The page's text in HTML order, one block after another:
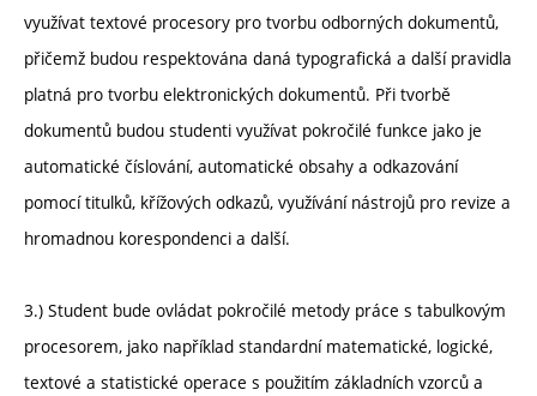
využívat textové procesory pro tvorbu odborných dokumentů,
přičemž budou respektována daná typografická a další pravidla
platná pro tvorbu elektronických dokumentů. Při tvorbě
dokumentů budou studenti využívat pokročilé funkce jako je
automatické číslování, automatické obsahy a odkazování
pomocí titulků, křížových odkazů, využívání nástrojů pro revize a
hromadnou korespondenci a další.
3.) Student bude ovládat pokročilé metody práce s tabulkovým
procesorem, jako například standardní matematické, logické,
textové a statistické operace s použitím základních vzorců a